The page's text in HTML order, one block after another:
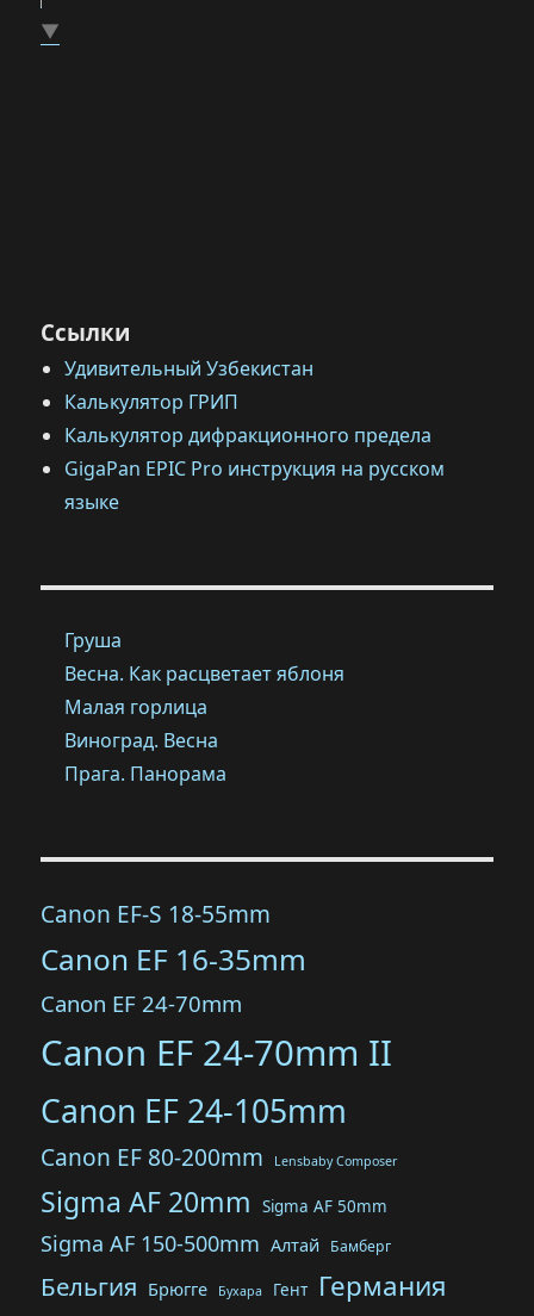
▼
Ссылки
Удивительный Узбекистан
Калькулятор ГРИП
Калькулятор дифракционного предела
GigaPan EPIC Pro инструкция на русском
языке
Груша
Весна. Как расцветает яблоня
Малая горлица
Виноград. Весна
Прага. Панорама
Canon EF-S 18-55mm
Canon EF 16-35mm
Canon EF 24-70mm
Canon EF 24-70mm II
Canon EF 24-105mm
Canon EF 80-200mm Lensbaby Composer
Sigma AF 20mm Sigma AF 50mm
Sigma AF 150-500mm Алтай Бамберг
Бельгия Брюгге Бухара Гент Германия